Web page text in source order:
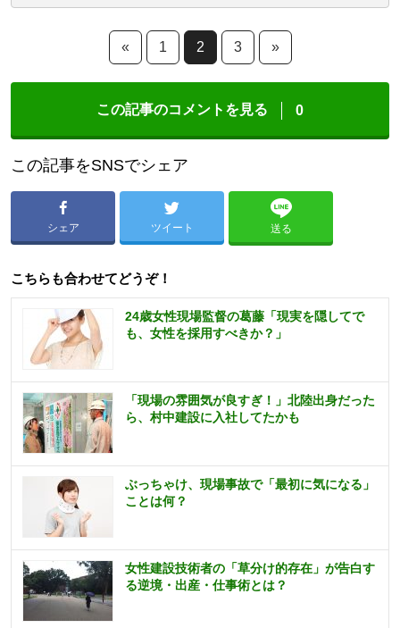
« 1 2 3 »
この記事のコメントを見る 0
この記事をSNSでシェア
シェア ツイート 送る
こちらも合わせてどうぞ！
24歳女性現場監督の葛藤「現実を隠してで
も、女性を採用すべきか？」
「現場の雰囲気が良すぎ！」北陸出身だった
ら、村中建設に入社してたかも
ぶっちゃけ、現場事故で「最初に気になる」
ことは何？
女性建設技術者の「草分け的存在」が告白す
る逆境・出産・仕事術とは？